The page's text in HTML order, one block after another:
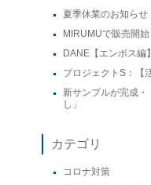
夏季休業のお知らせ
MIRUMUで販売開始
DANE【エンボス編
プロジェクトS：【
新サンプルが完成
し」
カテゴリ
コロナ対策